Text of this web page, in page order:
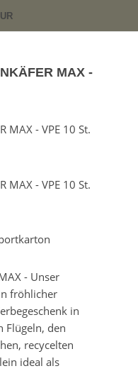
MAX -
- Unser
fröhlicher
in
Flügeln, den
recycelten
ideal als